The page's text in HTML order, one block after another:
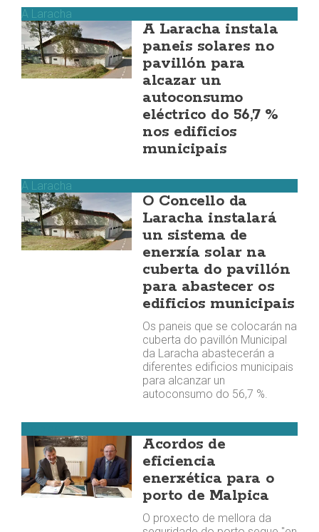
A Laracha
A Laracha instala
paneis solares no
pavillón para
alcazar un
autoconsumo
eléctrico do 56,7 %
nos edificios
municipais
A Laracha
O Concello da
Laracha instalará
un sistema de
enerxía solar na
cuberta do pavillón
para abastecer os
edificios municipais
Os paneis que se colocarán na
cuberta do pavillón Municipal
da Laracha abastecerán a
diferentes edificios municipais
para alcanzar un
autoconsumo do 56,7 %.
Acordos de
eficiencia
enerxética para o
porto de Malpica
O proxecto de mellora da